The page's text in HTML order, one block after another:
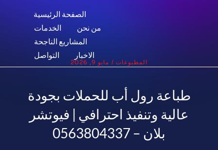
الصفحة الرئيسية
من نحن
الخدمات
المشاريع الناجحة
الاخبار
التواصل
المطبوعات / مايو 9, 2026
طباعة رول أب للحملات بجودة
عالية وتنفيذ احترافي | فيوتشر
بلان – 0563804337